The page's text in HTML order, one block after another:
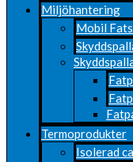
Miljöhantering
Mobil
Termoprodukter
Isolerad